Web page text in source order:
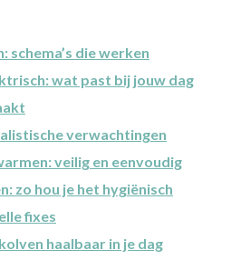
schema’s die werken
wat past bij jouw dag
verwachtingen
veilig en eenvoudig
zo hou je het hygiënisch
fixes
haalbaar in je dag